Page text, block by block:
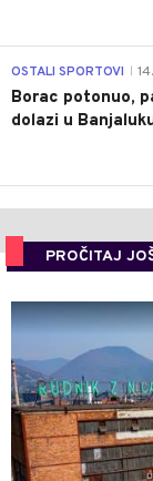
OSTALI SPORTOVI
Borac potonuo,
dolazi u
PROČITAJ